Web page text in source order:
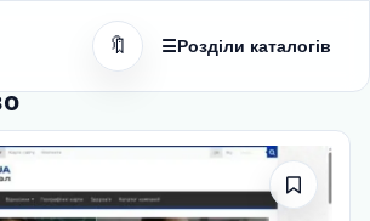
🔖 ☰Розділи каталогів